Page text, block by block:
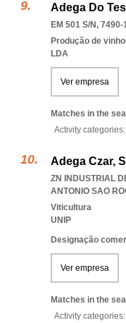
Adega Do
EM 501 S/N, 7490-
Produção de
LDA
Ver empresa
Matches in the
Activity categories:
Adega Czar,
ZN INDUSTRIAL
ANTONIO SAO
Viticultura
UNIP
Designação
Ver empresa
Matches in the
Activity categories: